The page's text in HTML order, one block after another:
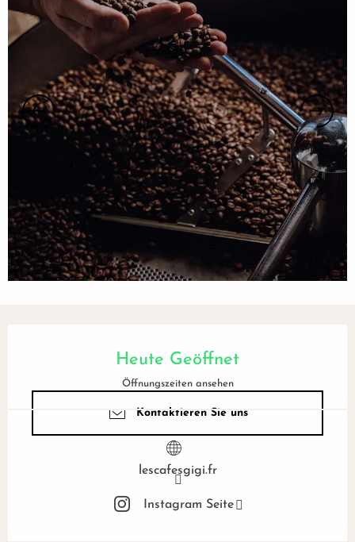
Heute Geöffnet
Öffnungszeiten ansehen
Kontaktieren Sie uns
lescafesgigi.fr
Instagram Seite